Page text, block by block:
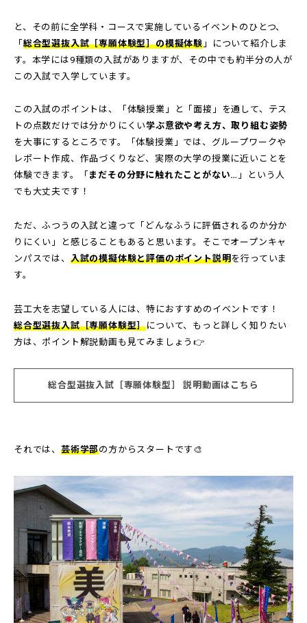
と、その前に全学科・コースで実施しているイベントのひとつ、
「 総合型選抜入試［専願体験型］の模擬体験 」について紹介しま
す。本学には9種類の入試がありますが、その中でも約半分の人が
この入試で入学しています。
この入試のポイントは、「体験授業」と「面接」を通して、テス
トの点数だけでは分かりにくい学ぶ意欲や考え方、取り組む姿勢
を大事にするところです。「体験授業」では、グループワークや
レポート作成、作品づくりなど、実際の大学の授業に近いことを
体験できます。「 まだその分野に触れたことがない… 」という人
でも大丈夫です！
ただ、ふつうの入試と違って「どんなふうに評価されるのか分か
りにくい」と感じることもあると思います。そこでオープンキャ
ンパスでは、 入試の模擬体験と評価のポイント説明を行っていま
す。
芸工大を志望している人には、特におすすめのイベントです！
総合型選抜入試［専願体験型］について、もっと詳しく知りたい
方は、ポイント解説動画も見てみましょう👉
総合型選抜入試［専願体験型］ 説明動画はこちら
それでは、 芸術学部の方からスタートです🎨